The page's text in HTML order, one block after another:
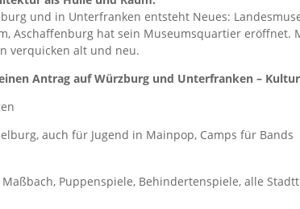
und in Unterfranken entsteht Neues:
Aschaffenburg hat sein Museumsquartier eröffnet.
verquicken alt und neu.
Antrag auf Würzburg und Unterfranken –
auch für Jugend in Mainpop, Camps für Bands
Puppenspiele, Behindertenspiele, alle